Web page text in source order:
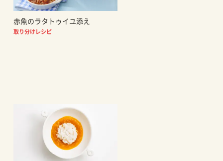
赤魚のラタトゥイユ添え
取り分けレシピ